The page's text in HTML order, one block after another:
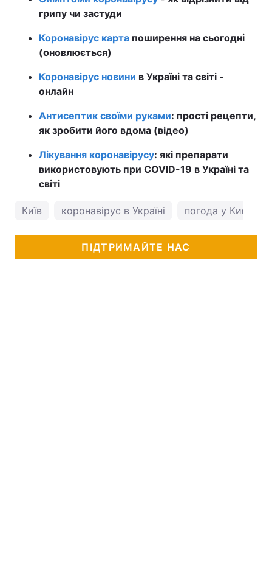
грипу чи застуди
Коронавірус карта поширення на сьогодні
(оновлюється)
Коронавірус новини в Україні та світі -
онлайн
Антисептик своїми руками: прості рецепти,
як зробити його вдома (відео)
Лікування коронавірусу: які препарати
використовують при COVID-19 в Україні та
світі
Київ коронавірус в Україні погода у Києві
ПІДТРИМАЙТЕ НАС